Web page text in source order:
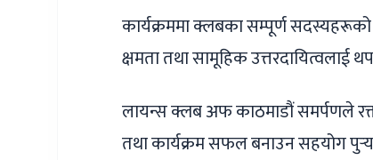
कार्यक्रममा क्लबका सम्पूर्ण
क्षमता तथा सामूहिक
लायन्स क्लब अफ काठमाडौं समर्पणले
तथा कार्यक्रम सफल बनाउन सहयोग